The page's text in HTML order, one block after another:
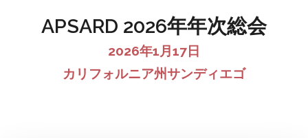
APSARD 2026年年次総会
2026年1月17日
カリフォルニア州サンディエゴ